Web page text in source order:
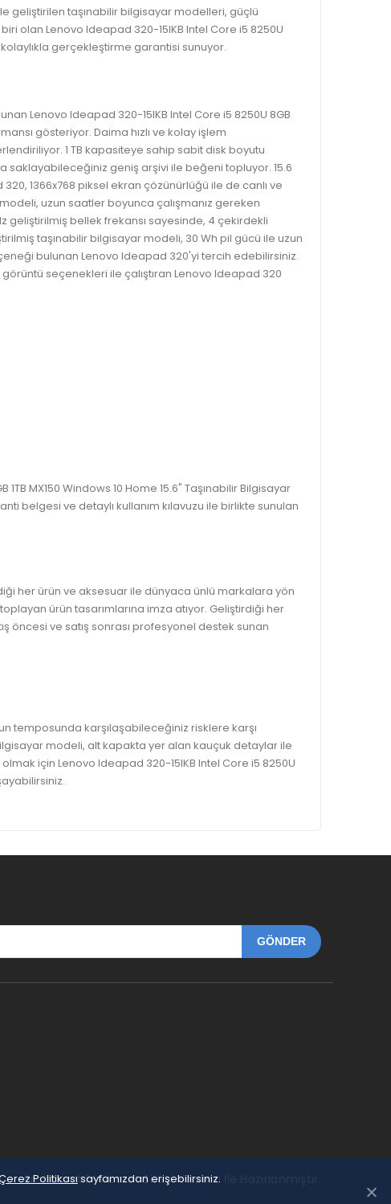
geliştirilen taşınabilir bilgisayar modelleri, güçlü
olan Lenovo Ideapad 320-15IKB Intel Core i5 8250U
kolaylıkla gerçekleştirme garantisi sunuyor.
Lenovo Ideapad 320-15IKB Intel Core i5 8250U 8GB
gösteriyor. Daima hızlı ve kolay işlem
1 TB kapasiteye sahip sabit disk boyutu
saklayabileceğiniz geniş arşivi ile beğeni topluyor. 15.6
1366x768 piksel ekran çözünürlüğü ile de canlı ve
uzun saatler boyunca çalışmanız gereken
geliştirilmiş bellek frekansı sayesinde, 4 çekirdekli
taşınabilir bilgisayar modeli, 30 Wh pil gücü ile uzun
bulunan Lenovo Ideapad 320'yi tercih edebilirsiniz.
seçenekleri ile çalıştıran Lenovo Ideapad 320
MX150 Windows 10 Home 15.6" Taşınabilir Bilgisayar
belgesi ve detaylı kullanım kılavuzu ile birlikte sunulan
her ürün ve aksesuar ile dünyaca ünlü markalara yön
ürün tasarımlarına imza atıyor. Geliştirdiği her
öncesi ve satış sonrası profesyonel destek sunan
temposunda karşılaşabileceğiniz risklere karşı
modeli, alt kapakta yer alan kauçuk detaylar ile
için Lenovo Ideapad 320-15IKB Intel Core i5 8250U
Politikası sayfamızdan erişebilirsiniz.
Proticaret E-Ticaret Sitesi Yazılımı İle Hazırlanmıştır.